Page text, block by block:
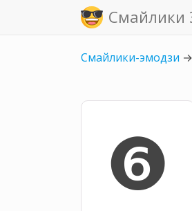
Смайлики
Смайлики-эмодзи →
❻